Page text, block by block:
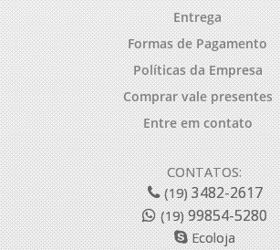
Entrega
Formas de Pagamento
Políticas da Empresa
Comprar vale presentes
Entre em contato
CONTATOS:
(19)3482-2617
(19)99854-5280
Ecoloja